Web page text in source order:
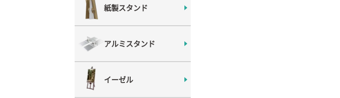
紙製スタンド
アルミスタンド
イーゼル